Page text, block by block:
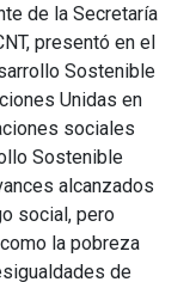
de la Secretaría
presentó en el
Sostenible
Unidas en
sociales
Sostenible
alcanzados
social, pero
la pobreza
de